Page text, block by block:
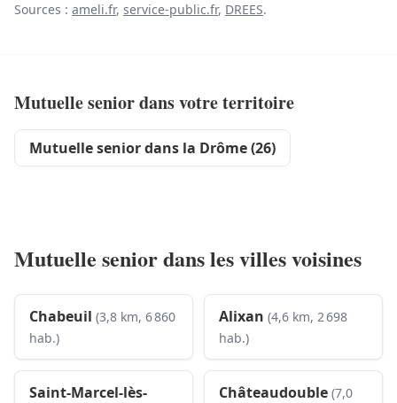
Sources : ameli.fr, service-public.fr, DREES.
Mutuelle senior dans votre territoire
Mutuelle senior dans la Drôme (26)
Mutuelle senior dans les villes voisines
Chabeuil (3,8 km, 6 860
hab.)
Alixan (4,6 km, 2 698
hab.)
Saint-Marcel-lès-
Châteaudouble (7,0